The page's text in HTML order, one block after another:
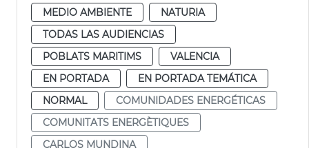
MEDIO AMBIENTE
NATURIA
TODAS LAS AUDIENCIAS
POBLATS MARITIMS
VALENCIA
EN PORTADA
EN PORTADA TEMÁTICA
NORMAL
COMUNIDADES ENERGÉTICAS
COMUNITATS ENERGÈTIQUES
CARLOS MUNDINA